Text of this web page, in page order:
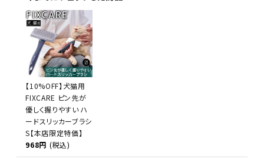
【10%OFF】犬猫用
FIXCARE ピン先が
優しく握りやすい ハ
ードスリッカーブラシ
S【本店限定特価】
968円 (税込)